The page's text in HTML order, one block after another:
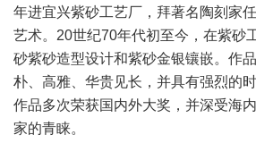
年进宜兴紫砂工艺厂，拜著名陶刻家
艺术。20世纪70年代初至今，在紫砂
砂紫砂造型设计和紫砂金银镶嵌。作
朴、高雅、华贵见长，并具有强烈的
作品多次荣获国内外大奖，并深受海
家的青睐。